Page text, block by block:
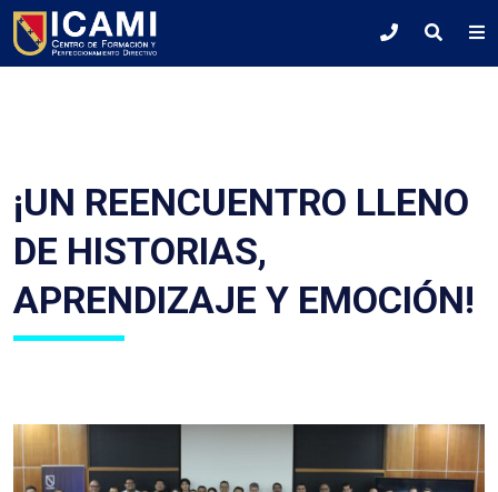
¡UN REENCUENTRO LLENO
DE HISTORIAS,
APRENDIZAJE Y EMOCIÓN!